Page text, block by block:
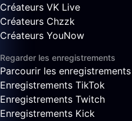
Créateurs VK Live
Créateurs Chzzk
Créateurs YouNow
Regarder les enregistrements
Parcourir les enregistrements
Enregistrements TikTok
Enregistrements Twitch
Enregistrements Kick